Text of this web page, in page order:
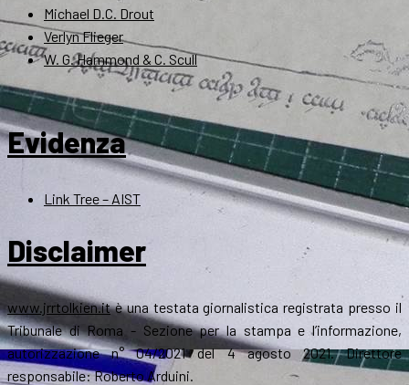
Michael D.C. Drout
Verlyn Flieger
W. G. Hammond & C. Scull
Evidenza
Link Tree – AIST
Disclaimer
www.jrrtolkien.itè una testata giornalistica registrata presso il
Tribunale di Roma - Sezione per la stampa e l’informazione,
autorizzazione n° 04/2021 del 4 agosto 2021. Direttore
responsabile: Roberto Arduini.